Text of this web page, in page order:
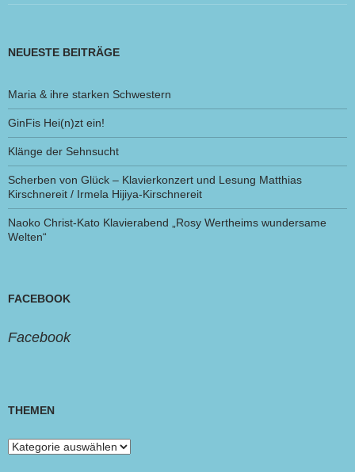
NEUESTE BEITRÄGE
Maria & ihre starken Schwestern
GinFis Hei(n)zt ein!
Klänge der Sehnsucht
Scherben von Glück – Klavierkonzert und Lesung Matthias
Kirschnereit / Irmela Hijiya-Kirschnereit
Naoko Christ-Kato Klavierabend „Rosy Wertheims wundersame
Welten“
FACEBOOK
Facebook
THEMEN
Themen